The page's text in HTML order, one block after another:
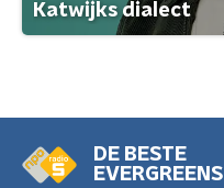
Katwijks dialect
DE BESTE
EVERGREENS